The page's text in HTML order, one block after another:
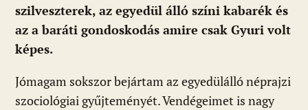
szilveszterek, az egyedül álló színi kabarék és
az a baráti gondoskodás amire csak Gyuri volt
képes.
Jómagam sokszor bejártam az egyedülálló néprajzi
szociológiai gyűjteményét. Vendégeimet is nagy